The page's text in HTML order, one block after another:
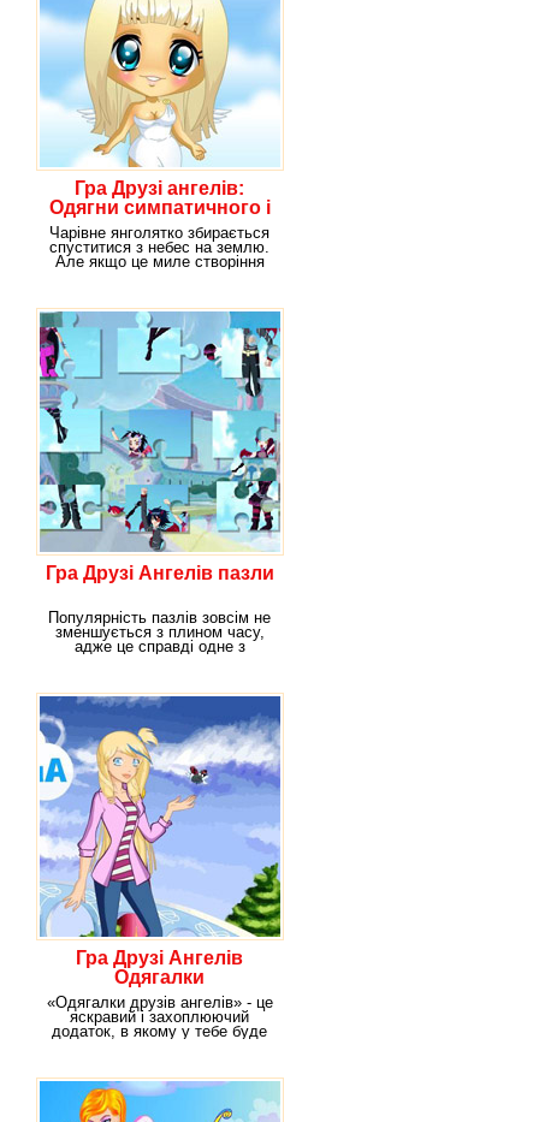
Гра Друзі ангелів:
Одягни симпатичного і
милого ангела
Чарівне янголятко збирається
спуститися з небес на землю.
Але якщо це миле створіння
Гра Друзі Ангелів пазли
Популярність пазлів зовсім не
зменшується з плином часу,
адже це справді одне з
Гра Друзі Ангелів
Одягалки
«Одягалки друзів ангелів» - це
яскравий і захоплюючий
додаток, в якому у тебе буде